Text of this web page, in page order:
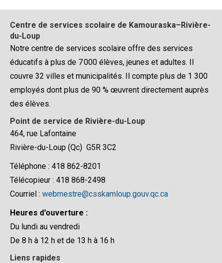
Centre de services scolaire de Kamouraska–Rivière-
du-Loup
Notre centre de services scolaire offre des services
éducatifs à plus de 7 000 élèves, jeunes et adultes. Il
couvre 32 villes et municipalités. Il compte plus de 1 300
employés dont plus de 90 % œuvrent directement auprès
des élèves.
Point de service de Rivière-du-Loup
464, rue Lafontaine
Rivière-du-Loup (Qc) G5R 3C2
Téléphone : 418 862-8201
Télécopieur : 418 868-2498
Courriel : webmestre@csskamloup.gouv.qc.ca
Heures d'ouverture :
Du lundi au vendredi
De 8 h à 12 h et de 13 h à 16 h
Liens rapides